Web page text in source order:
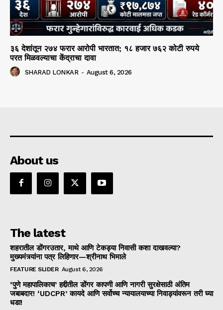
३६ देशांतून २७४ फरार आरोपी भारतात; १८ हजार ७६२ कोटी रुपये
परत मिळवल्याचा केंद्राचा दावा
SHARAD LONKAR - August 6, 2026
About us
The latest
शहरातील डोंगरउतार, माथे आणि टेकड्या निवासी कशा दाखवल्या?
मुख्यमंत्र्यांना पत्र लिहिणार—श्रीनाथ भिमाले
FEATURE SLIDER August 6, 2026
‘पुणे महापालिकाच’ हद्दीतील डोंगर कापणी आणि नागरी सुरक्षेसाठी अंतिम
जबाबदार! ‘UDCPR’ कायदे आणि सर्वोच्च न्यायालयाच्या निवाड्यांवरून तरी घ्या
धडा!